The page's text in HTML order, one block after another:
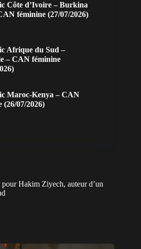
Côte d’Ivoire – Burkina
féminine (27/07/2026)
Afrique du Sud –
– CAN féminine
Maroc-Kenya – CAN
(26/07/2026)
Hakim Ziyech, auteur d’un